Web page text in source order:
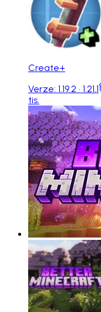
Create+
Verze: 1.19.2 · 1.21.1
tis.